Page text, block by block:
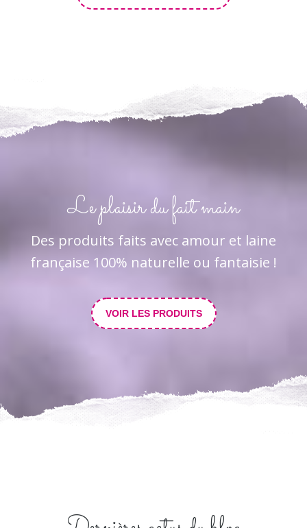
Le plaisir du fait main
Des produits faits avec amour et laine
française 100% naturelle ou fantaisie !
VOIR LES PRODUITS